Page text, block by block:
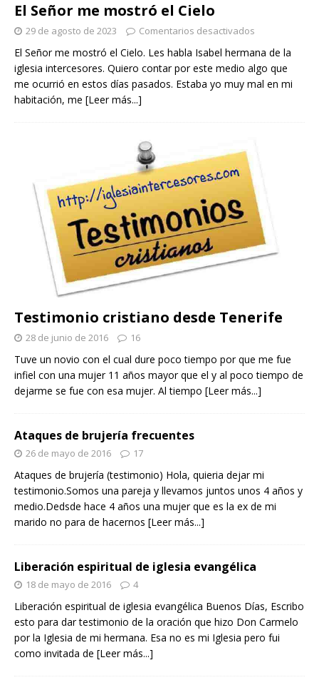
El Señor me mostró el Cielo
29 de agosto de 2023 Comentarios desactivados
El Señor me mostró el Cielo. Les habla Isabel hermana de la
iglesia intercesores. Quiero contar por este medio algo que
me ocurrió en estos días pasados. Estaba yo muy mal en mi
habitación, me [Leer más...]
Testimonio cristiano desde Tenerife
28 de junio de 2016 16
Tuve un novio con el cual dure poco tiempo por que me fue
infiel con una mujer 11 años mayor que el y al poco tiempo de
dejarme se fue con esa mujer. Al tiempo [Leer más...]
Ataques de brujería frecuentes
26 de mayo de 2016 17
Ataques de brujería (testimonio) Hola, quieria dejar mi
testimonio.Somos una pareja y llevamos juntos unos 4 años y
medio.Dedsde hace 4 años una mujer que es la ex de mi
marido no para de hacernos [Leer más...]
Liberación espiritual de iglesia evangélica
18 de mayo de 2016 4
Liberación espiritual de iglesia evangélica Buenos Días, Escribo
esto para dar testimonio de la oración que hizo Don Carmelo
por la Iglesia de mi hermana. Esa no es mi Iglesia pero fui
como invitada de [Leer más...]